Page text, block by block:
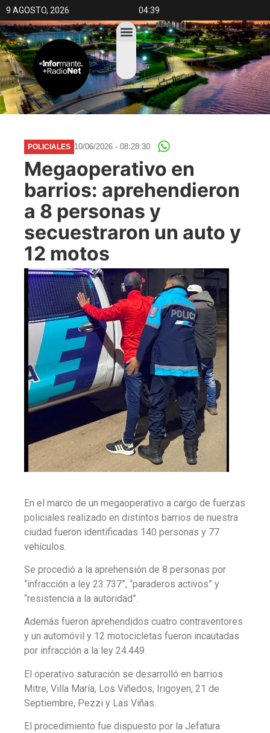
9 AGOSTO, 2026 04:39
POLICIALES 10/06/2026 - 08:28:30
Megaoperativo en
barrios: aprehendieron
a 8 personas y
secuestraron un auto y
12 motos
En el marco de un megaoperativo a cargo de fuerzas
policiales realizado en distintos barrios de nuestra
ciudad fueron identificadas 140 personas y 77
vehículos.
Se procedió a la aprehensión de 8 personas por
“infracción a ley 23.737”, “paraderos activos” y
“resistencia a la autoridad”.
Además fueron aprehendidos cuatro contraventores
y un automóvil y 12 motocicletas fueron incautadas
por infracción a la ley 24.449.
El operativo saturación se desarrolló en barrios
Mitre, Villa María, Los Viñedos, Irigoyen, 21 de
Septiembre, Pezzi y Las Viñas.
El procedimiento fue dispuesto por la Jefatura